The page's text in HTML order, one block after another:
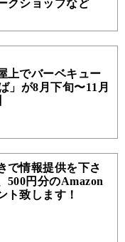
クショップなど
上でバーベキュー
」が8月下旬〜11月
で情報提供を下さ
500円分のAmazon
ト致します！